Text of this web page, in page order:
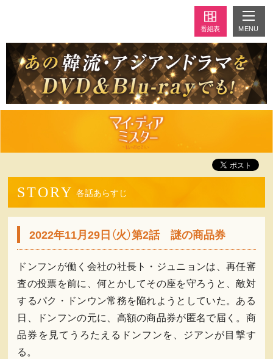
番組表 MENU
STORY 各話あらすじ
2022年11月29日（火）第2話 謎の商品券
ドンフンが働く会社の社長ト・ジュニョンは、再任審
査の投票を前に、何とかしてその座を守ろうと、敵対
するパク・ドンウン常務を陥れようとしていた。ある
日、ドンフンの元に、高額の商品券が匿名で届く。商
品券を見てうろたえるドンフンを、ジアンが目撃す
る。